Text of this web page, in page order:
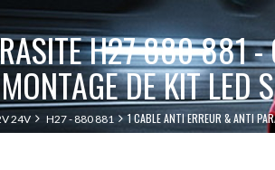
H27 880 881 -
MONTAGE DE KIT LED
24V H27 - 880 881 1 CABLE ANTI ERREUR & ANTI